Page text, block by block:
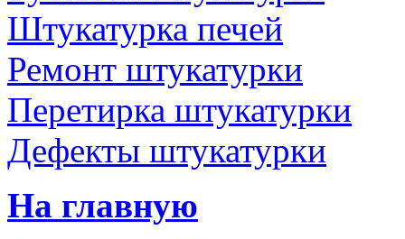
Штукатурка печей
Ремонт штукатурки
Перетирка штукатурки
Дефекты штукатурки
На главную